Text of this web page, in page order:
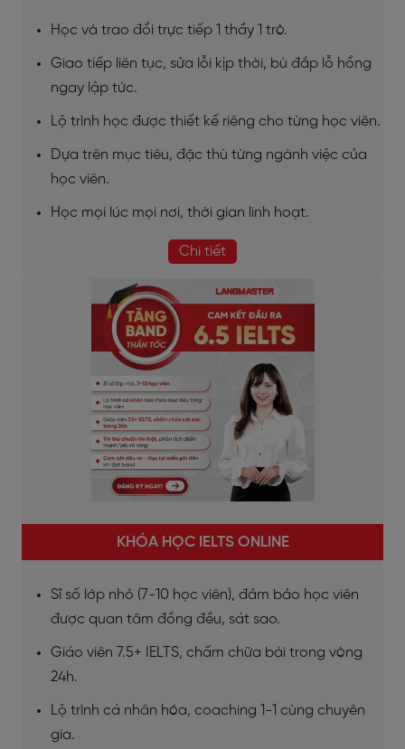
Học và trao đổi trực tiếp 1 thầy 1 trò.
Giao tiếp liên tục, sửa lỗi kịp thời, bù đắp lỗ hổng
ngay lập tức.
Lộ trình học được thiết kế riêng cho từng học viên.
Dựa trên mục tiêu, đặc thù từng ngành việc của
học viên.
Học mọi lúc mọi nơi, thời gian linh hoạt.
Chi tiết
KHÓA HỌC IELTS ONLINE
Sĩ số lớp nhỏ (7-10 học viên), đảm bảo học viên
được quan tâm đồng đều, sát sao.
Giáo viên 7.5+ IELTS, chấm chữa bài trong vòng
24h.
Lộ trình cá nhân hóa, coaching 1-1 cùng chuyên
gia.